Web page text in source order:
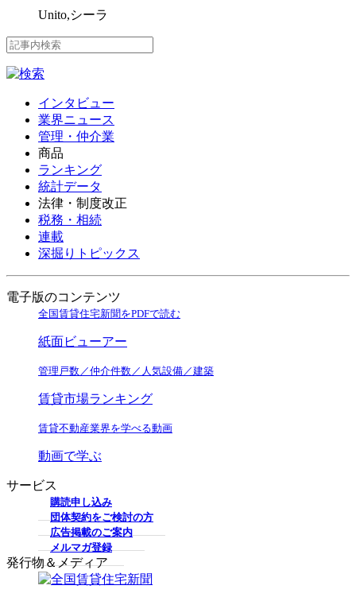
Unito,シーラ
インタビュー
業界ニュース
管理・仲介業
商品
ランキング
統計データ
法律・制度改正
税務・相続
連載
深掘りトピックス
電子版のコンテンツ
全国賃貸住宅新聞をPDFで読む
紙面ビューアー
管理戸数／仲介件数／人気設備／建築
賃貸市場ランキング
賃貸不動産業界を学べる動画
動画で学ぶ
サービス
購読申し込み
団体契約をご検討の方
広告掲載のご案内
メルマガ登録
発行物＆メディア